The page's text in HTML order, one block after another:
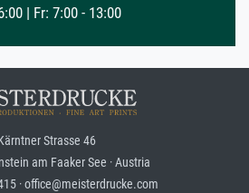
| Fr: 7:00 - 13:00
Strasse 46
am Faaker See · Austria
· office@meisterdrucke.com